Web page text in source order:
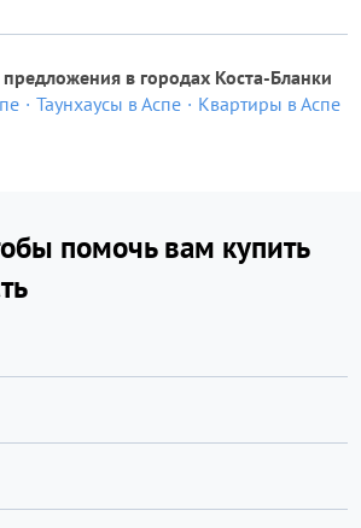
в городах Коста-Бланки
Таунхаусы в Аспе Квартиры в Аспе
помочь вам купить